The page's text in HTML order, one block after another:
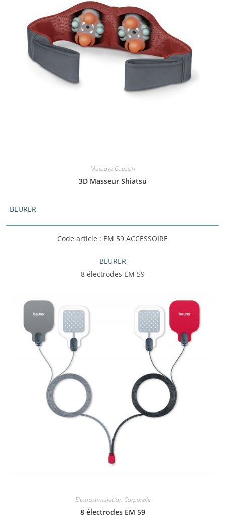
Massage Coussin
3D Masseur Shiatsu
BEURER
Code article : EM 59 ACCESSOIRE
BEURER
8 électrodes EM 59
Electrostimulation Corporelle
8 électrodes EM 59